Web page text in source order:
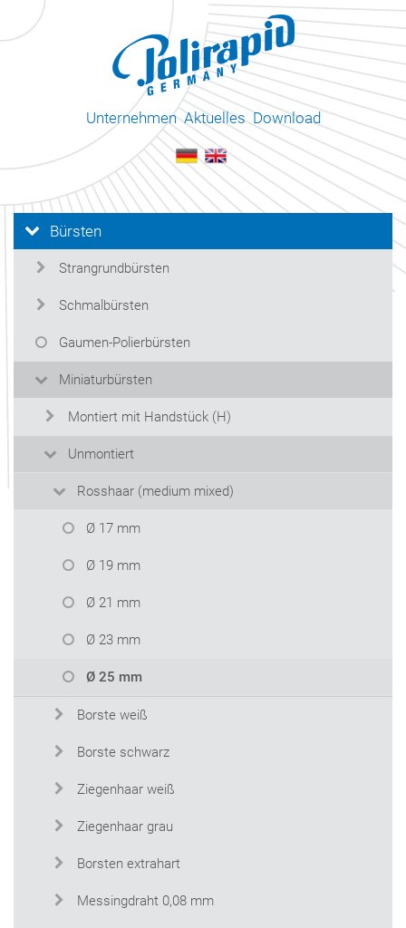
Unternehmen Aktuelles Download
Bürsten
Strangrundbürsten
Schmalbürsten
Gaumen-Polierbürsten
Miniaturbürsten
Montiert mit Handstück (H)
Unmontiert
Rosshaar (medium mixed)
Ø 17 mm
Ø 19 mm
Ø 21 mm
Ø 23 mm
Ø 25 mm
Borste weiß
Borste schwarz
Ziegenhaar weiß
Ziegenhaar grau
Borsten extrahart
Messingdraht 0,08 mm